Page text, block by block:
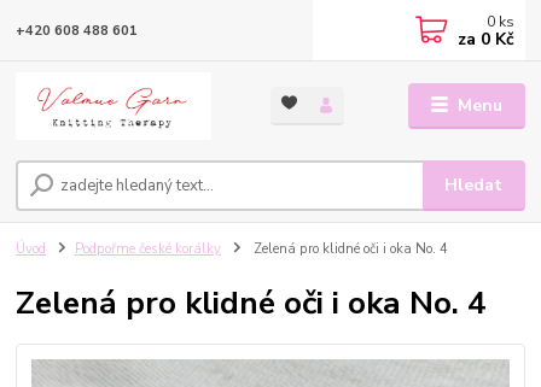
Menu
Hledat
+420 608 488 601 0 ks
za 0 Kč
Úvod Podpořme české korálky Zelená pro klidné oči i oka No. 4
Zelená pro klidné oči i oka No. 4